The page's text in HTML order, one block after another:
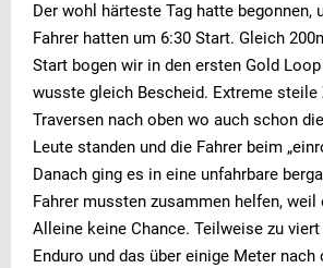
Der wohl härteste Tag hatte begonnen,
Fahrer hatten um 6:30 Start. Gleich
Start bogen wir in den ersten Gold
wusste gleich Bescheid. Extreme
Traversen nach oben wo auch schon
Leute standen und die Fahrer beim
Danach ging es in eine unfahrbare
Fahrer mussten zusammen helfen,
Alleine keine Chance. Teilweise zu
Enduro und das über einige Meter nach